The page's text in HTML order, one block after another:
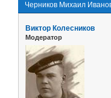
Черников Михаил
Виктор Колесников
Модератор